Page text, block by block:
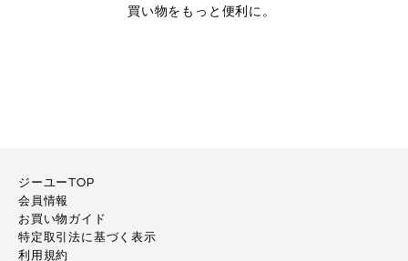
買い物をもっと便利に。
ジーユーTOP
会員情報
お買い物ガイド
特定取引法に基づく表示
利用規約